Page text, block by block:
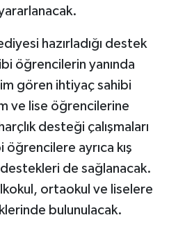
hazırladığı destek
öğrencilerin yanında
gören ihtiyaç sahibi
ve lise öğrencilerine
desteği çalışmaları
öğrencilere ayrıca kış
de sağlanacak.
ortaokul ve liselere
bulunulacak.